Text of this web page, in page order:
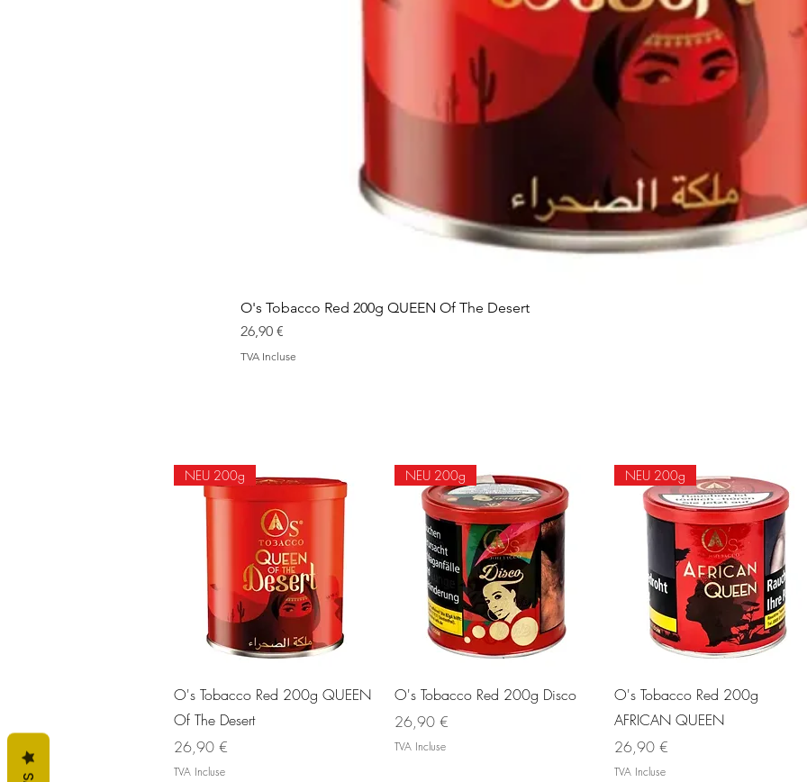
O's Tobacco Red 200g QUEEN Of The Desert
Prix
26,90 €
TVA Incluse
Aperçu rapide
NEU 200g
O's Tobacco Red 200g QUEEN
Of The Desert
Prix
26,90 €
TVA Incluse
Aperçu rapide
NEU 200g
O's Tobacco Red 200g Disco
Prix
26,90 €
TVA Incluse
Aperçu rapide
NEU 200g
O's Tobacco Red 200g
AFRICAN QUEEN
Prix
26,90 €
TVA Incluse